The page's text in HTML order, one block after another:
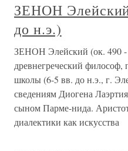
ЗЕНОН
до н.э.)
ЗЕНОН Элейский (ок. 490 -
древнегреческий философ,
школы (6-5 вв. до н.э., г.
сведениям Диогена
сыном Парме-нида.
диалектики как искусства